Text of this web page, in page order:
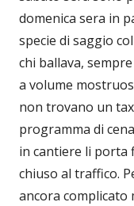
domenica sera in
specie di saggio
chi ballava,
a volume
non trovano un
programma di
in cantiere li porta
chiuso al traffico.
ancora complicato